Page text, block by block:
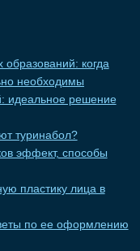
когда
необходимы
идеальное решение
туринабол?
эффект, способы
пластику лица в
по ее оформлению